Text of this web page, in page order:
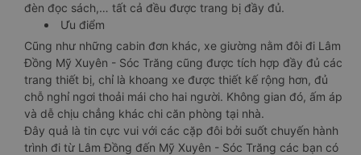
đèn đọc sách,… tất cả đều được trang bị đầy đủ.
Ưu điểm
Cũng như những cabin đơn khác, xe giường nằm đôi đi Lâm
Đồng Mỹ Xuyên - Sóc Trăng cũng được tích hợp đầy đủ các
trang thiết bị, chỉ là khoang xe được thiết kế rộng hơn, đủ
chỗ nghỉ ngơi thoải mái cho hai người. Không gian đó, ấm áp
và dễ chịu chẳng khác chi căn phòng tại nhà.
Đây quả là tin cực vui với các cặp đôi bởi suốt chuyến hành
trình đi từ Lâm Đồng đến Mỹ Xuyên - Sóc Trăng các bạn có